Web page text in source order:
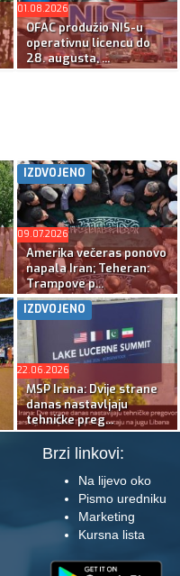
01.08.2026
OFAC produžio NIS-u
operativnu licencu do
28. augusta, ...
IZDVOJENO
09.07.2026
Amerika večeras ponovo
napala Iran; Teheran:
Trampove p...
IZDVOJENO
22.06.2026
MSP Irana: Dvije strane
danas nastavljaju
tehničke preg...
Brzi linkovi:
Na lijevo oko
Pismo uredniku
Marketing
Kursna lista